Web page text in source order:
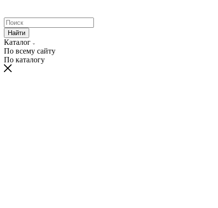
Найти
Каталог
По всему сайту
По каталогу